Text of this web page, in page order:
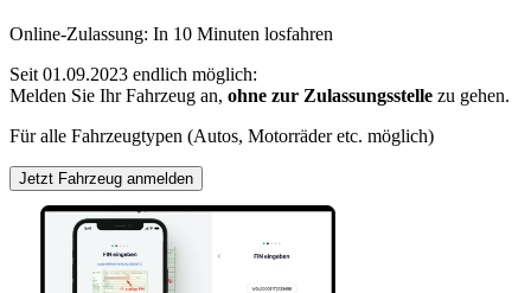
Online-Zulassung: In 10 Minuten losfahren
Seit 01.09.2023 endlich möglich:
Melden Sie Ihr Fahrzeug an, ohne zur Zulassungsstelle zu gehen.
Für alle Fahrzeugtypen (Autos, Motorräder etc. möglich)
Jetzt Fahrzeug anmelden